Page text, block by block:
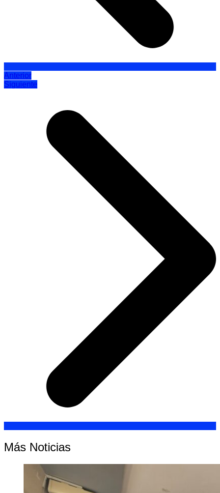
Anterior
Siguiente
Más Noticias